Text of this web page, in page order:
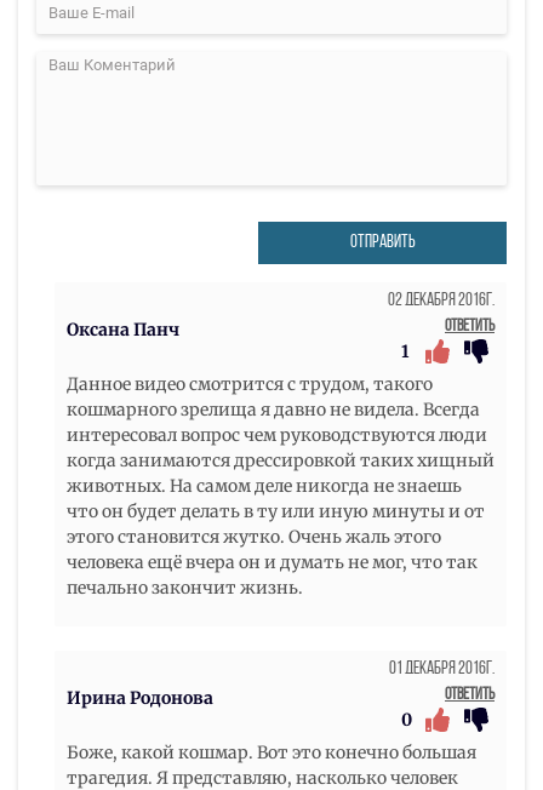
ОТПРАВИТЬ
Оксана Панч
02 Декабря 2016г.
Ответить
1
Данное видео смотрится с трудом, такого
кошмарного зрелища я давно не видела. Всегда
интересовал вопрос чем руководствуются люди
когда занимаются дрессировкой таких хищный
животных. На самом деле никогда не знаешь
что он будет делать в ту или иную минуты и от
этого становится жутко. Очень жаль этого
человека ещё вчера он и думать не мог, что так
печально закончит жизнь.
Ирина Родонова
01 Декабря 2016г.
Ответить
0
Боже, какой кошмар. Вот это конечно большая
трагедия. Я представляю, насколько человек